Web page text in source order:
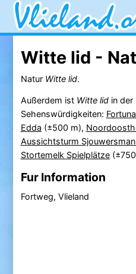
Witte lid -
Natur Witte lid.
Außerdem ist Witte lidin der
Sehenswürdigkeiten:
Edda (±500 m),
Aussichtsturm
Stortemelk Spielplätze
Fur Information
Fortweg, Vlieland